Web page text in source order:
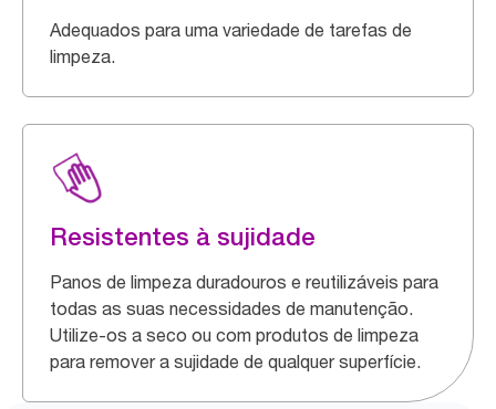
Adequados para uma variedade de tarefas de
limpeza.
Resistentes à sujidade
Panos de limpeza duradouros e reutilizáveis para
todas as suas necessidades de manutenção.
Utilize-os a seco ou com produtos de limpeza
para remover a sujidade de qualquer superfície.